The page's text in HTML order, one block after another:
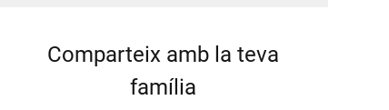
Comparteix amb la teva
família